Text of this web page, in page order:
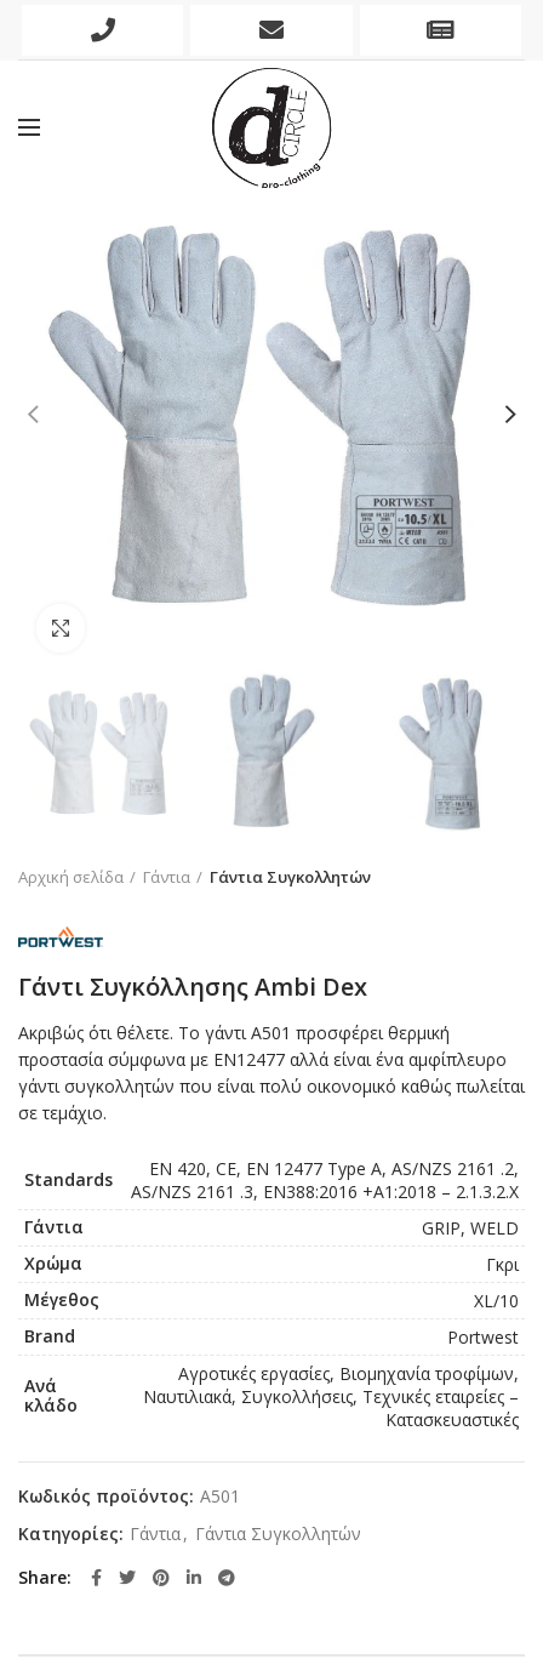
Phone
Mobile
Αρχική σελίδα Γάντια Γάντια Συγκολλητών
Γάντι Συγκόλλησης Ambi Dex
Ακριβώς ότι θέλετε. Το γάντι A501 προσφέρει θερμική
προστασία σύμφωνα με EN12477 αλλά είναι ένα αμφίπλευρο
γάντι συγκολλητών που είναι πολύ οικονομικό καθώς πωλείται
σε τεμάχιο.
Standards
EN 420, CE, EN 12477 Type A, AS/NZS 2161 .2,
AS/NZS 2161 .3, EN388:2016 +A1:2018 – 2.1.3.2.X
Γάντια
GRIP, WELD
Χρώμα
Γκρι
Μέγεθος
XL/10
Brand
Portwest
Ανά
κλάδο
Αγροτικές εργασίες, Βιομηχανία τροφίμων,
Ναυτιλιακά, Συγκολλήσεις, Τεχνικές εταιρείες –
Κατασκευαστικές
Κωδικός προϊόντος: A501
Κατηγορίες: Γάντια, Γάντια Συγκολλητών
Share